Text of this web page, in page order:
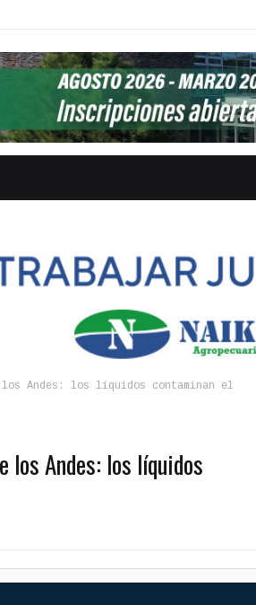
Andes: los líquidos contaminan el
Andes: los líquidos